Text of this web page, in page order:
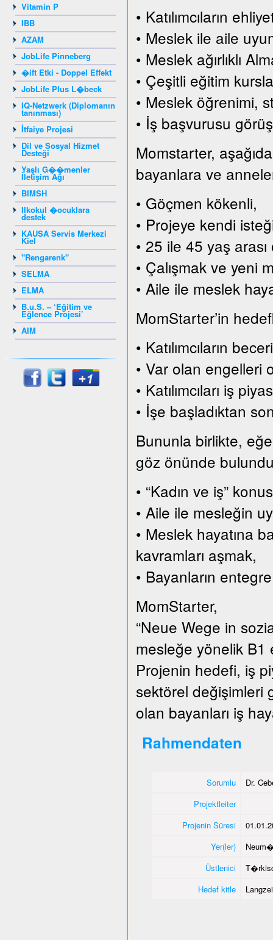
Vitamin P
IBB
AZAM
JobLife Pinneberg
�ift Etki - Doppel Effekt
JobLife Plus L�beck
IQ-Netzwerk (Diplomanın
tanınması)
İtfaiye Projesi
Dil ve Sosyal Hizmet
Desteği
Yaşlı G��menler
İletişim Ağı
BIMSH
Ilkokul �ocuklara
destek
KAUSA Servis Merkezi
Kiel
"Rengarenk"
SELMA
ELMA
B.u.S. – ‘Eğitim ve
Eğlence Projesi’
AIM
• Katılımcıların
• Meslek ile aile
• Meslek ağırlıklı
• Çeşitli eğitim
• Meslek öğrenimi,
• İş başvurusu
Momstarter,
bayanlara ve
• Göçmen kökenli,
• Projeye kendi
• 25 ile 45 yaş
• Çalışmak ve yeni
• Aile ile meslek
MomStarter’in
• Katılımcıların
• Var olan engelleri
• Katılımcıları iş
• İşe başladıktan
Bununla birlikte,
göz önünde
• “Kadın ve iş”
• Aile ile mesleğin
• Meslek hayatına
kavramları aşmak,
• Bayanların
MomStarter,
“Neue Wege in
mesleğe yönelik B1
Projenin hedefi, iş
sektörel değişimleri
olan bayanları iş
Rahmendaten
Sorumlu
Dr.
Projektleiter
Projenin Süresi
Yer(ler)
Üstlenici
Hedef kitle